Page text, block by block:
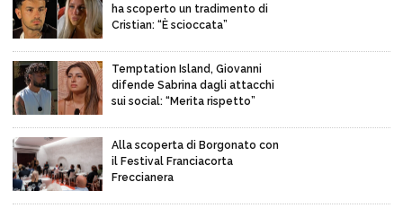
ha scoperto un tradimento di
Cristian: “È scioccata”
Temptation Island, Giovanni
difende Sabrina dagli attacchi
sui social: “Merita rispetto”
Alla scoperta di Borgonato con
il Festival Franciacorta
Freccianera